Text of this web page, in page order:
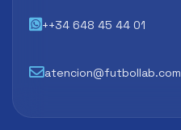
++34 648 45 44 01
atencion@futbollab.com